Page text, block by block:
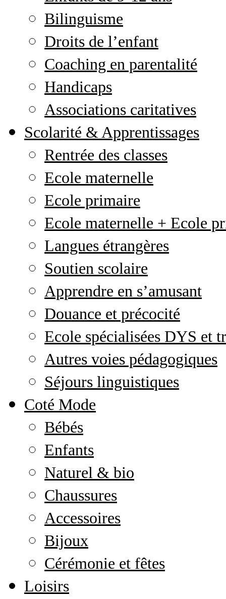
Bilinguisme
Droits de l’enfant
Coaching en parentalité
Handicaps
Associations caritatives
Scolarité & Apprentissages
Rentrée des classes
Ecole maternelle
Ecole primaire
Ecole maternelle + Ecole
Langues étrangères
Soutien scolaire
Apprendre en s’amusant
Douance et précocité
Ecole spécialisées DYS et
Autres voies pédagogiques
Séjours linguistiques
Coté Mode
Bébés
Enfants
Naturel & bio
Chaussures
Accessoires
Bijoux
Cérémonie et fêtes
Loisirs